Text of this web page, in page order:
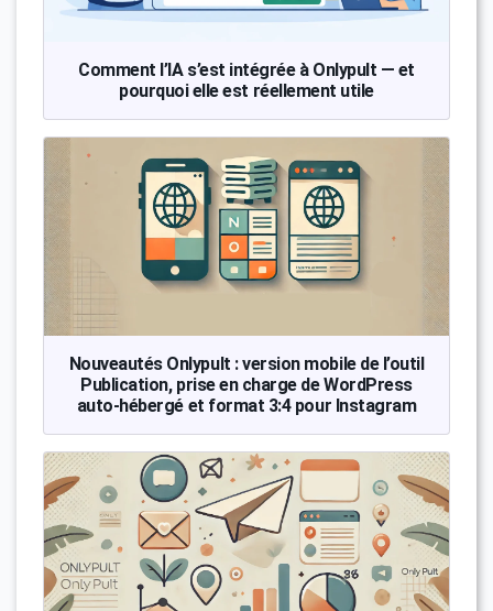
Comment l’IA s’est intégrée à Onlypult — et
pourquoi elle est réellement utile
Nouveautés Onlypult : version mobile de l’outil
Publication, prise en charge de WordPress
auto-hébergé et format 3:4 pour Instagram